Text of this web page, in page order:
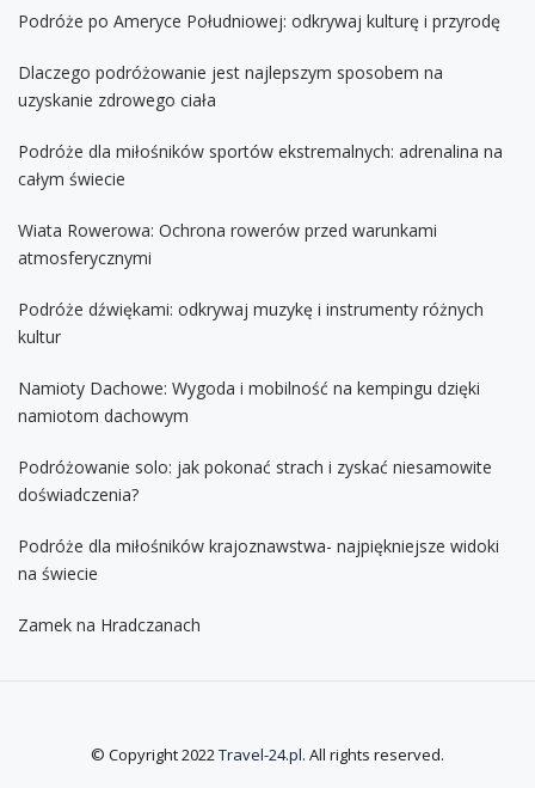
Podróże po Ameryce Południowej: odkrywaj kulturę i przyrodę
Dlaczego podróżowanie jest najlepszym sposobem na
uzyskanie zdrowego ciała
Podróże dla miłośników sportów ekstremalnych: adrenalina na
całym świecie
Wiata Rowerowa: Ochrona rowerów przed warunkami
atmosferycznymi
Podróże dźwiękami: odkrywaj muzykę i instrumenty różnych
kultur
Namioty Dachowe: Wygoda i mobilność na kempingu dzięki
namiotom dachowym
Podróżowanie solo: jak pokonać strach i zyskać niesamowite
doświadczenia?
Podróże dla miłośników krajoznawstwa- najpiękniejsze widoki
na świecie
Zamek na Hradczanach
© Copyright 2022Travel-24.pl. All rights reserved.